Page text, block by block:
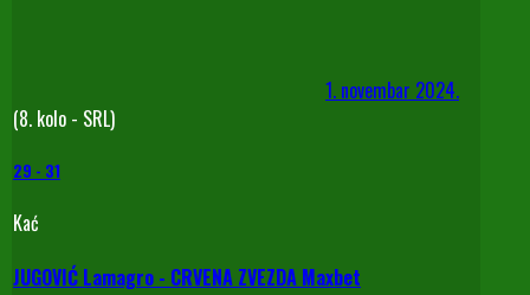
1. novembar 2024.
(8. kolo - SRL)
29 - 31
Kać
JUGOVIĆ Lamagro - CRVENA ZVEZDA Maxbet